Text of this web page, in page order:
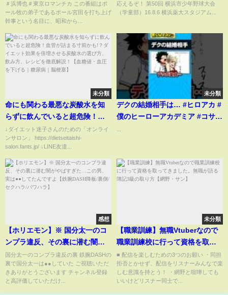
ラエティーでも活躍！その後31
年の軌跡を赤裸々に語る。番外
＃浜博也＃東京ロマンチカ この番組はポ
ール牧の弟子であるポール宮田を打ち上げ
幹事という名目に、昭和から...
応えるぞ！ 第50回 横浜市少年野球大会
（学童部）16.8.6 横浜薬大スタジアム...
未分類
命にも関わる最悪な炭酸水を知
らずに飲んでいると超危険！血
管が詰まる寸前かも!？ダイエッ
ト効果を倍増させる炭酸水の選
び方、飲み方、レシピを徹底解
説！【血糖値・血圧を下げる｜
糖尿病｜脳梗塞】
↓ダイエット迷子さんのための「オンライ
ンサロン」 https://dietseitaishi-
salon.fants.jp/ ↓LINE友達...
未分類
デクの結婚相手は… #ヒロアカ #
僕のヒーローアカデミア #コサン
感想
【ホリエモン】※ 国分太一のコ
ンプラ違反、その裏に潜む闇が
やばすぎた…この男、実は●●し
てたんですよ【鉄腕DASH降板/
裏側/セクハラ/パワハラ】
国分太一のコンプラ違反の裏 鉄腕DASHの
裏で国分太一は●●していた ご視聴いただ
きありがとうございます チャンネル登録
と高評価していただけ...
未分類
【職業訓練】無職Vtuberなので
職業訓練校に行って資格を取っ
てきました。無職が語る簿記3級
の取り方【網野・サン】
■ 配信を楽しむための3つのお願い ・同担
拒否とかせず、配信をリスナーみんなで楽
しむ意識を持とう！ ・網野と喧嘩しても
いいけどリスナー同士で...